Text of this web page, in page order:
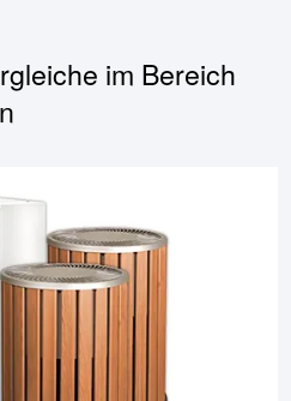
im Bereich